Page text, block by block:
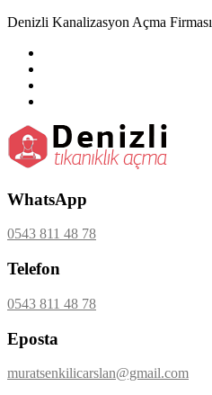
Denizli Kanalizasyon Açma Firması
WhatsApp
0543 811 48 78
Telefon
0543 811 48 78
Eposta
muratsenkilicarslan@gmail.com